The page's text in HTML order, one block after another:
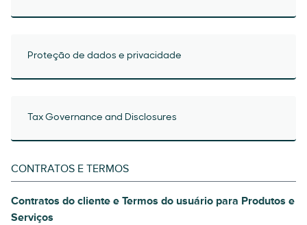
Proteção de dados e privacidade
Tax Governance and Disclosures
CONTRATOS E TERMOS
Contratos do cliente e Termos do usuário para Produtos e
Serviços